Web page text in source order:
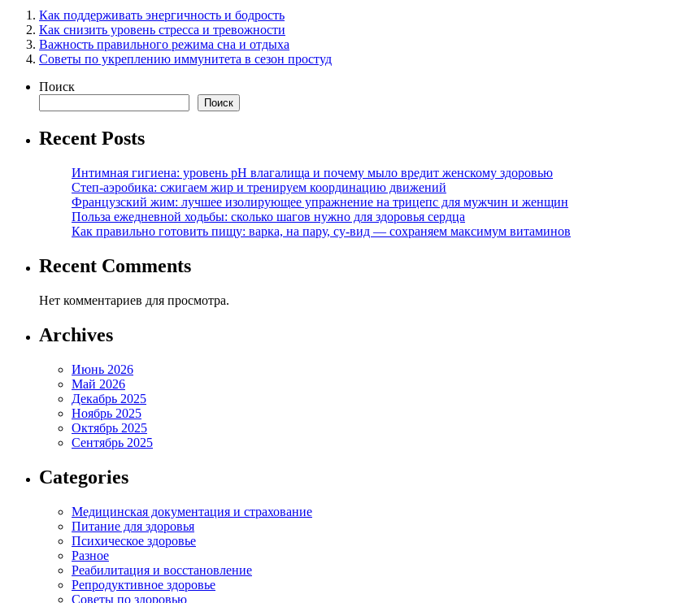
Как поддерживать энергичность и бодрость
Как снизить уровень стресса и тревожности
Важность правильного режима сна и отдыха
Советы по укреплению иммунитета в сезон простуд
Поиск
Поиск
Recent Posts
Интимная гигиена: уровень pH влагалища и почему мыло вредит женскому здоровью
Степ-аэробика: сжигаем жир и тренируем координацию движений
Французский жим: лучшее изолирующее упражнение на трицепс для мужчин и женщин
Польза ежедневной ходьбы: сколько шагов нужно для здоровья сердца
Как правильно готовить пищу: варка, на пару, су-вид — сохраняем максимум витаминов
Recent Comments
Нет комментариев для просмотра.
Archives
Июнь 2026
Май 2026
Декабрь 2025
Ноябрь 2025
Октябрь 2025
Сентябрь 2025
Categories
Медицинская документация и страхование
Питание для здоровья
Психическое здоровье
Разное
Реабилитация и восстановление
Репродуктивное здоровье
Советы по здоровью